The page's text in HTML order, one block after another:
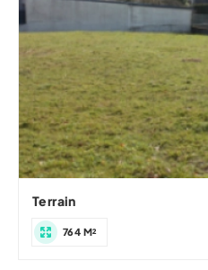
Terrain
764 M²